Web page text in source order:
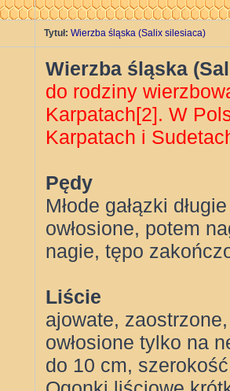
Tytuł: Wierzba śląska (Salix silesiaca)
Wierzba śląska
do rodziny
Karpatach[2]. W
Karpatach i
Pędy
Młode gałązki
owłosione, potem
nagie, tępo
Liście
ajowate,
owłosione tylko na
do 10 cm,